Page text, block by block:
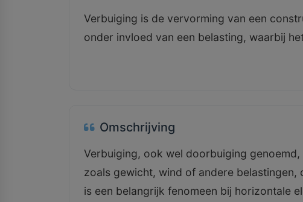
Verbuiging is de vervorming van een
onder invloed van een belasting, waarbij
Omschrijving
Verbuiging, ook wel doorbuiging
zoals gewicht, wind of andere
is een belangrijk fenomeen bij horizontale